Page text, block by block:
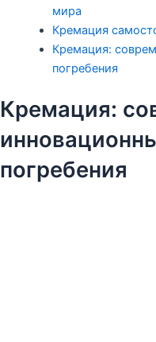
мира
Кремация
Кремация:
погребения
Кремация:
погребения